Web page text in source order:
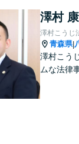
澤村
澤村こうじ
青森県|
澤村こう
ムな法律